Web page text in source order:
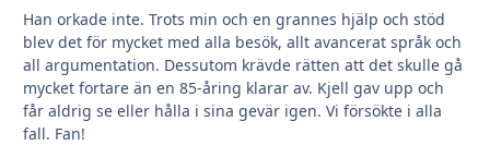
Han orkade inte. Trots min och en grannes hjälp och stöd
blev det för mycket med alla besök, allt avancerat språk och
all argumentation. Dessutom krävde rätten att det skulle gå
mycket fortare än en 85-åring klarar av. Kjell gav upp och
får aldrig se eller hålla i sina gevär igen. Vi försökte i alla
fall. Fan!